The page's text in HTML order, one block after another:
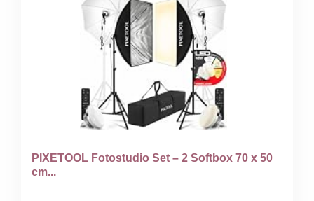
PIXETOOL Fotostudio Set – 2 Softbox 70 x 50
cm...